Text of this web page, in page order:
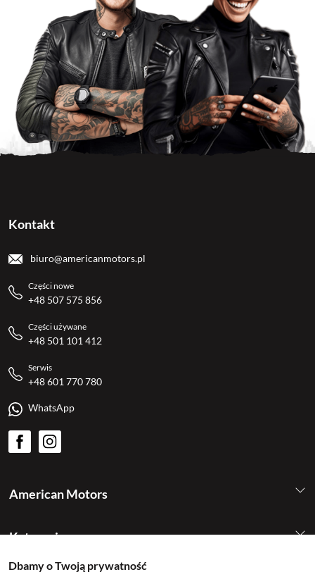
American Motors
Kategorie
Kontakt
biuro@americanmotors.pl
Części nowe
+48 507 575 856
Części używane
+48 501 101 412
Serwis
+48 601 770 780
WhatsApp
Dbamy o Twoją prywatność